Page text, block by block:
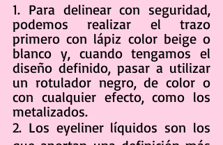
1. Para delinear con seguridad,
podemos realizar el trazo
primero con lápiz color beige o
blanco y, cuando tengamos el
diseño definido, pasar a utilizar
un rotulador negro, de color o
con cualquier efecto, como los
metalizados.
2. Los eyeliner líquidos son los